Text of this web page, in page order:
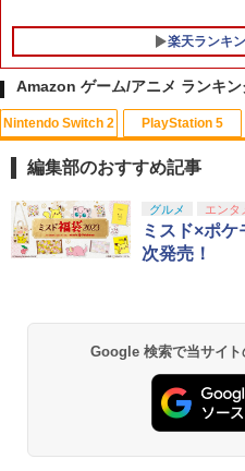
￥7,830
フレン
APEX コ
S用 プレ
￥2,980
楽天ランキ
1
【中古】
ブルーレ
￥3,978
Amazon ゲーム/アニメ ランキン
Nintendo Switch 2
1
スプラト
コード版
スプラ
￥6,449
PlayStation 5
1
日本語
ese only
プロダク
1
【純正品
ラー +
【純正品
￥7,681
1
劇場版「
窩座再
劇場版「
窩座再
￥3,523
編集部のおすすめ記事
グルメ エンタ
ミスド×ポ
次発売！
Google 検索で当サイ